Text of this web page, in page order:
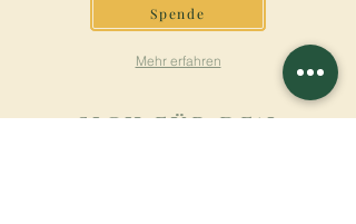
Spende
Mehr erfahren
SICH FÜR DEN